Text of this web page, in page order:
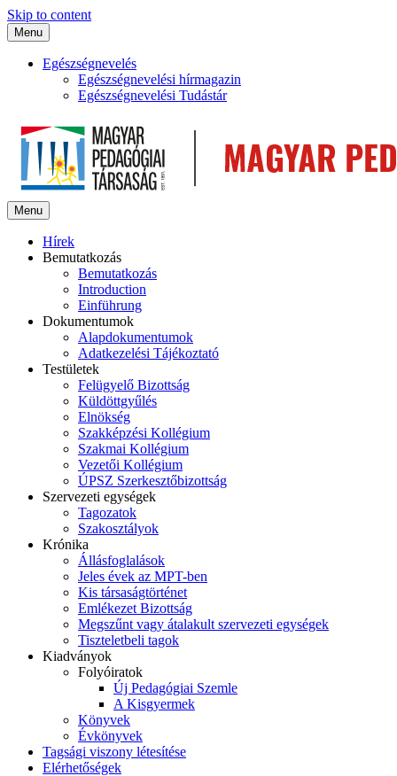
Skip to content
Menu
Egészségnevelés
Egészségnevelési hírmagazin
Egészségnevelési Tudástár
Menu
Hírek
Bemutatkozás
Bemutatkozás
Introduction
Einführung
Dokumentumok
Alapdokumentumok
Adatkezelési Tájékoztató
Testületek
Felügyelő Bizottság
Küldöttgyűlés
Elnökség
Szakképzési Kollégium
Szakmai Kollégium
Vezetői Kollégium
ÚPSZ Szerkesztőbizottság
Szervezeti egységek
Tagozatok
Szakosztályok
Krónika
Állásfoglalások
Jeles évek az MPT-ben
Kis társaságtörténet
Emlékezet Bizottság
Megszűnt vagy átalakult szervezeti egységek
Tiszteletbeli tagok
Kiadványok
Folyóiratok
Új Pedagógiai Szemle
A Kisgyermek
Könyvek
Évkönyvek
Tagsági viszony létesítése
Elérhetőségek